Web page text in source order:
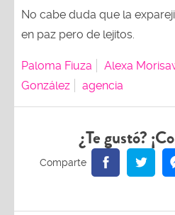
No cabe duda que la
en paz pero de lejitos.
Paloma Fiuza Alexa
González
agencia
¿Te gustó?